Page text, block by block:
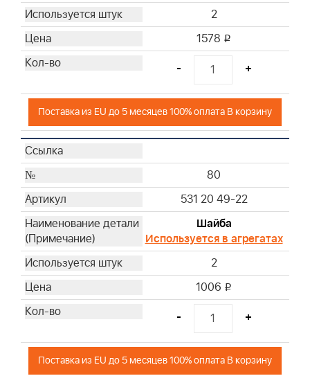
2
1578 i
- +
Поставка из EU до 5 месяцев 100% оплата В корзину
80
531 20 49-22
Шайба
Используется в агрегатах
2
1006 i
- +
Поставка из EU до 5 месяцев 100% оплата В корзину